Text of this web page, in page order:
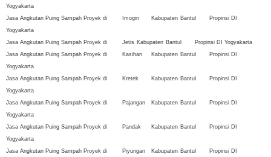
Yogyakarta
Jasa Angkutan Puing Sampah Proyek di
Imogiri Kabupaten Bantul
Propinsi DI
Yogyakarta
Jasa Angkutan Puing Sampah Proyek di
Jetis Kabupaten Bantul
Propinsi DI Yogyakarta
Jasa Angkutan Puing Sampah Proyek di
Kasihan Kabupaten Bantul
Propinsi DI
Yogyakarta
Jasa Angkutan Puing Sampah Proyek di
Kretek Kabupaten Bantul
Propinsi DI
Yogyakarta
Jasa Angkutan Puing Sampah Proyek di
Pajangan Kabupaten Bantul
Propinsi DI
Yogyakarta
Jasa Angkutan Puing Sampah Proyek di
Pandak Kabupaten Bantul
Propinsi DI
Yogyakarta
Jasa Angkutan Puing Sampah Proyek di
Piyungan Kabupaten Bantul
Propinsi DI